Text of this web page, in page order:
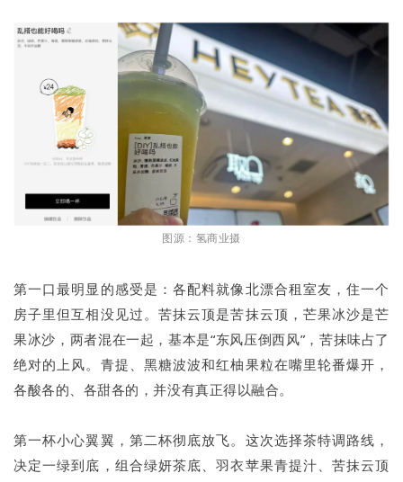
图源：氢商业摄
第一口最明显的感受是：各配料就像北漂合租室友，住一个
房子里但互相没见过。苦抹云顶是苦抹云顶，芒果冰沙是芒
果冰沙，两者混在一起，基本是“东风压倒西风”，苦抹味占了
绝对的上风。青提、黑糖波波和红柚果粒在嘴里轮番爆开，
各酸各的、各甜各的，并没有真正得以融合。
第一杯小心翼翼，第二杯彻底放飞。这次选择茶特调路线，
决定一绿到底，组合绿妍茶底、羽衣苹果青提汁、苦抹云顶